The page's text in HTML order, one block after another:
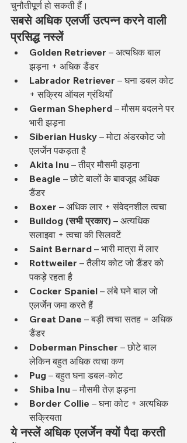
चुनौतीपूर्ण हो सकती हैं।
सबसे अधिक एलर्जी उत्पन्न करने वाली
प्रसिद्ध नस्लें
Golden Retriever – अत्यधिक बाल
झड़ना + अधिक डैंडर
Labrador Retriever – घना डबल कोट
+ सक्रिय ऑयल ग्रंथियाँ
German Shepherd – मौसम बदलने पर
भारी झड़ना
Siberian Husky – मोटा अंडरकोट जो
एलर्जेन पकड़ता है
Akita Inu – तीव्र मौसमी झड़ना
Beagle – छोटे बालों के बावजूद अधिक
डैंडर
Boxer – अधिक लार + संवेदनशील त्वचा
Bulldog (सभी प्रकार) – अत्यधिक
सलाइवा + त्वचा की सिलवटें
Saint Bernard – भारी मात्रा में लार
Rottweiler – तैलीय कोट जो डैंडर को
पकड़े रहता है
Cocker Spaniel – लंबे घने बाल जो
एलर्जेन जमा करते हैं
Great Dane – बड़ी त्वचा सतह = अधिक
डैंडर
Doberman Pinscher – छोटे बाल
लेकिन बहुत अधिक त्वचा कण
Pug – बहुत घना डबल-कोट
Shiba Inu – मौसमी तेज़ झड़ना
Border Collie – घना कोट + अत्यधिक
सक्रियता
ये नस्लें अधिक एलर्जेन क्यों पैदा करती